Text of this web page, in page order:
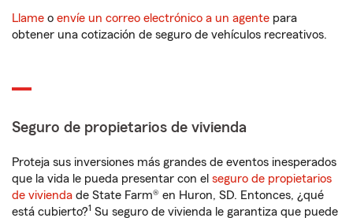
Llame o envíe un correo electrónico a un agente para
obtener una cotización de seguro de vehículos recreativos.
Seguro de propietarios de vivienda
Proteja sus inversiones más grandes de eventos inesperados
que la vida le pueda presentar con el seguro de propietarios
de vivienda de State Farm® en Huron, SD. Entonces, ¿qué
está cubierto?1 Su seguro de vivienda le garantiza que puede